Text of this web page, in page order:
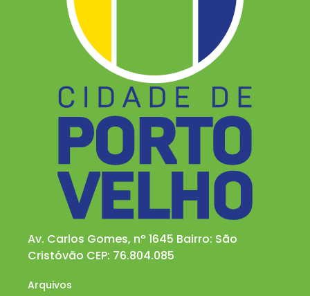
Av. Carlos Gomes, nº 1645 Bairro: São
Cristóvão CEP: 76.804.085
Arquivos